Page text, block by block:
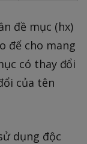
đề mục (hx)
để cho mang
có thay đổi
của tên
dụng độc